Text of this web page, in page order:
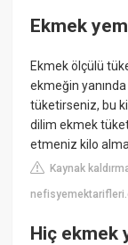
Ekmek
Ekmek ölçülü
ekmeğin
tüketirseniz, bu
dilim ekmek
etmeniz kilo
Kaynak
Hiç ekmek